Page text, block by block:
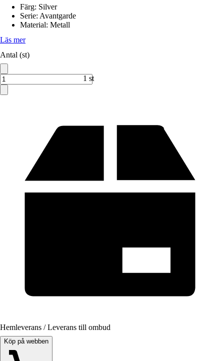
Färg: Silver
Serie: Avantgarde
Material: Metall
Läs mer
Antal (st)
1 st
Hemleverans / Leverans till ombud
Köp på webben